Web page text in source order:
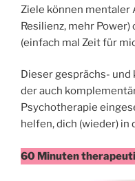
Ziele können mentaler
Resilienz, mehr
(einfach mal Zeit für
Dieser gesprächs-
der auch
Psychotherapie
helfen, dich (wieder) in
60 Minuten